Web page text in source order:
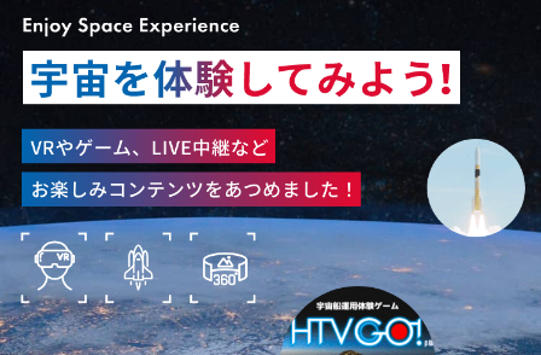
注目キーワード
きぼうミッション 国際宇宙探査